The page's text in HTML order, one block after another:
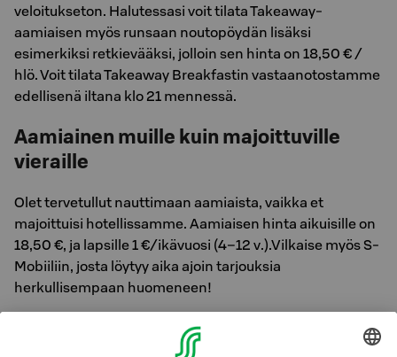
veloitukseton. Halutessasi voit tilata Takeaway-
aamiaisen myös runsaan noutopöydän lisäksi
esimerkiksi retkievääksi, jolloin sen hinta on 18,50 € /
hlö. Voit tilata Takeaway Breakfastin vastaanotostamme
edellisenä iltana klo 21 mennessä.
Aamiainen muille kuin majoittuville
vieraille
Olet tervetullut nauttimaan aamiaista, vaikka et
majoittuisi hotellissamme. Aamiaisen hinta aikuisille on
18,50 €, ja lapsille 1 €/ikävuosi (4–12 v.).Vilkaise myös S-
Mobiiliin, josta löytyy aika ajoin tarjouksia
herkullisempaan huomeneen!
Entä miltä kuulostaisi aloittaa kokouspäivä runsaan
aamiaispöydän kautta? Kysy tarjousta